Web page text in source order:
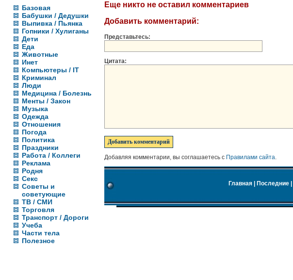
Базовая
Бабушки / Дедушки
Выпивка / Пьянка
Гопники / Хулиганы
Дети
Еда
Животные
Инет
Компьютеры / IT
Криминал
Люди
Медицина / Болезнь
Менты / Закон
Музыка
Одежда
Отношения
Погода
Политика
Праздники
Работа / Коллеги
Реклама
Родня
Секс
Советы и
советующие
ТВ / СМИ
Торговля
Транспорт / Дороги
Учеба
Части тела
Полезное
Еще никто не оставил комментариев
Добавить комментарий:
Представьтесь:
Цитата:
Добавляя комментарии, вы соглашаетесь с Правилами сайта.
Главная Последние